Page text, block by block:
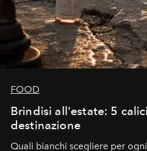
FOOD
Brindisi all'estate: 5
destinazione
Quali bianchi scegliere per